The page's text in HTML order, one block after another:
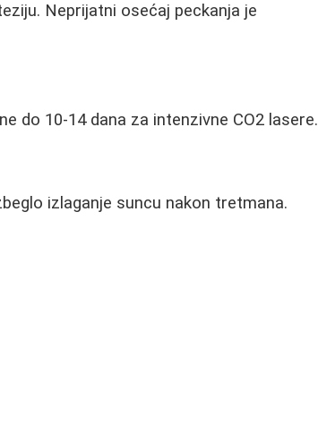
Neprijatni osećaj peckanja je
do 10-14 dana za intenzivne CO2 lasere.
izlaganje suncu nakon tretmana.